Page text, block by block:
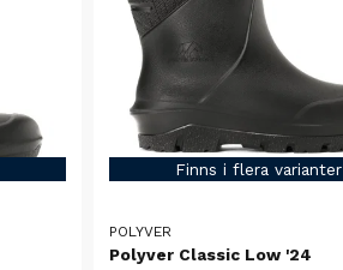
Finns i flera varianter
POLYVER
Polyver Classic Low '24